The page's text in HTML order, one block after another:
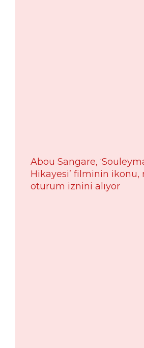
Abou Sangare,
Hikayesi’ filminin ikonu,
oturum iznini alıyor